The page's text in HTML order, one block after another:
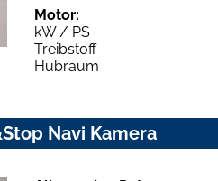
Motor:
kW / PS
Treibstoff
Hubraum
Navi Kamera